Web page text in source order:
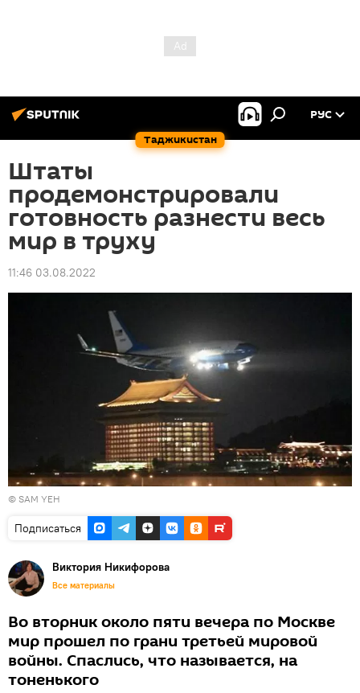
Таджикистан
РУС
Штаты
продемонстрировали
готовность разнести весь
мир в труху
11:46 03.08.2022
© SAM YEH
Подписаться
Виктория Никифорова
Все материалы
Во вторник около пяти вечера по Москве
мир прошел по грани третьей мировой
войны. Спаслись, что называется, на
тоненького